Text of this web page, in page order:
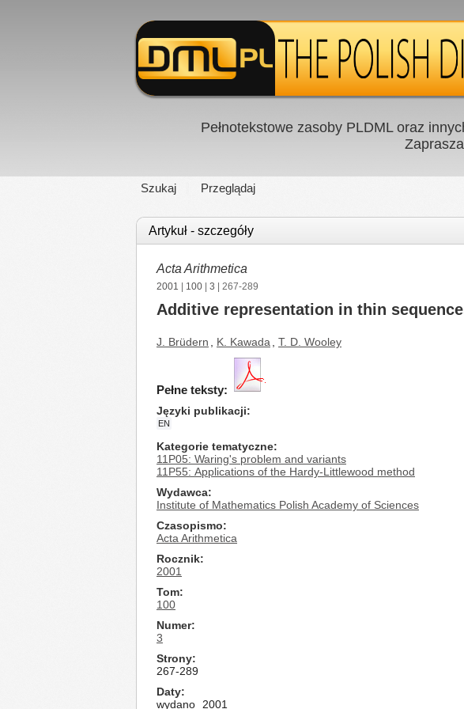
Pełnotekstowe zasoby PLDML oraz
Szukaj Przeglądaj
Artykuł - szczegóły
Acta Arithmetica
2001 100 3 | 267-289
Additive representation in thin
J. Brüdern K. Kawada T. D. Wooley
Pełne teksty:
Języki publikacji
EN
Kategorie tematyczne
11P05: Waring's problem and variants
11P55: Applications of the Hardy-Littlewood method
Wydawca
Institute of Mathematics Polish Academy of Sciences
Czasopismo
Acta Arithmetica
Rocznik
2001
Tom
100
Numer
3
Strony
267-289
Daty
wydano
2001